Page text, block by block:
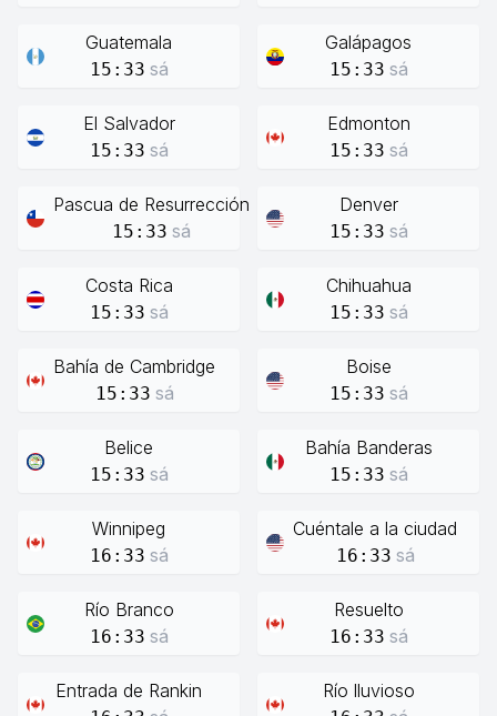
Guatemala
15:33 sá
Galápagos
15:33 sá
El Salvador
15:33 sá
Edmonton
15:33 sá
Pascua de Resurrección
15:33 sá
Denver
15:33 sá
Costa Rica
15:33 sá
Chihuahua
15:33 sá
Bahía de Cambridge
15:33 sá
Boise
15:33 sá
Belice
15:33 sá
Bahía Banderas
15:33 sá
Winnipeg
16:33 sá
Cuéntale a la ciudad
16:33 sá
Río Branco
16:33 sá
Resuelto
16:33 sá
Entrada de Rankin Río lluvioso